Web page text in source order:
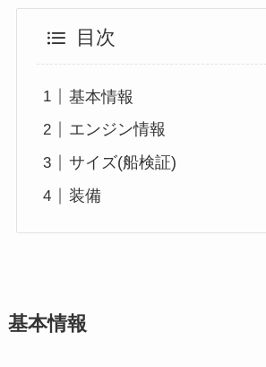
目次
基本情報
エンジン情報
サイズ(船検証)
装備
基本情報